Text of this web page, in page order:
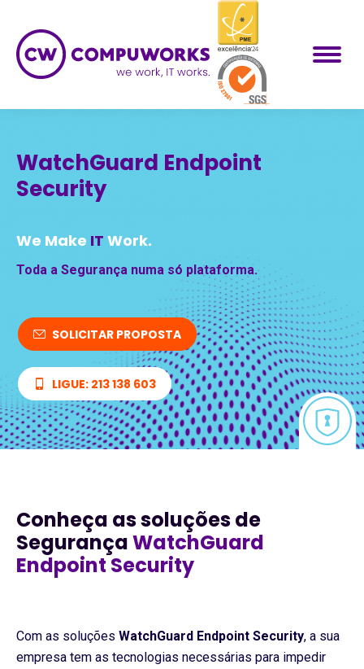
WatchGuard Endpoint
Security
We Make IT Work.
Toda a Segurança numa só plataforma.
SOLICITAR PROPOSTA
LIGUE: 213 138 603
Conheça as soluções de
SegurançaWatchGuard
Endpoint Security
Com as soluções WatchGuard Endpoint Security, a sua
empresa tem as tecnologias necessárias para impedir